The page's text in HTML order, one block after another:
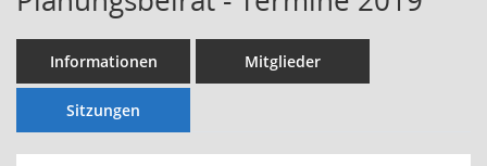
Informationen Mitglieder
Sitzungen